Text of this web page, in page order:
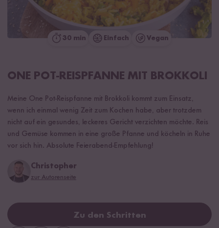
30 min Einfach Vegan
ONE POT-REISPFANNE MIT BROKKOLI
Meine One Pot-Reispfanne mit Brokkoli kommt zum Einsatz,
wenn ich einmal wenig Zeit zum Kochen habe, aber trotzdem
nicht auf ein gesundes, leckeres Gericht verzichten möchte. Reis
und Gemüse kommen in eine große Pfanne und köcheln in Ruhe
vor sich hin. Absolute Feierabend-Empfehlung!
Christopher
zur Autorenseite
Zu den Schritten